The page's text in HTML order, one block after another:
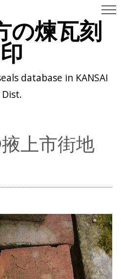
の煉瓦刻
印
database in KANSAI
Dist.
上市街地